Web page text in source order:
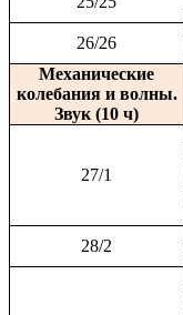
26/26
Механические
колебания и волны.
Звук (10 ч)
27/1
28/2